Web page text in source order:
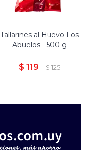
Tallarines al Huevo Los
Abuelos - 500 g
$ 119 $ 125